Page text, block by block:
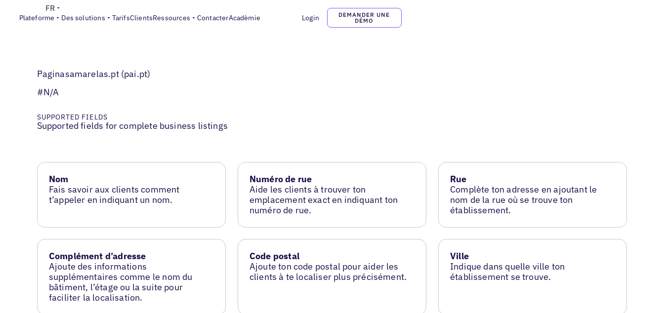
Plateforme Des solutions TarifsClientsRessources ContacterAcadèmie Login
DEMANDER UNE
DÉMO
FR
Paginasamarelas.pt (pai.pt)
#N/A
SUPPORTED FIELDS
Supported fields for complete business listings
Nom
Fais savoir aux clients comment
t’appeler en indiquant un nom.
Numéro de rue
Aide les clients à trouver ton
emplacement exact en indiquant ton
numéro de rue.
Rue
Complète ton adresse en ajoutant le
nom de la rue où se trouve ton
établissement.
Complément d’adresse
Ajoute des informations
supplémentaires comme le nom du
bâtiment, l’étage ou la suite pour
faciliter la localisation.
Code postal
Ajoute ton code postal pour aider les
clients à te localiser plus précisément.
Ville
Indique dans quelle ville ton
établissement se trouve.